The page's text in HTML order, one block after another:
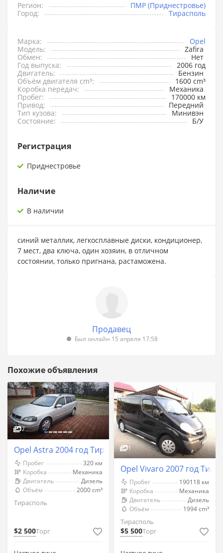
Регион:
ПМР (Приднестровье)
Город:
Тирасполь
Марка:
Opel
Модель:
Zafira
Обмен:
Нет
Год выпуска:
2006 год
Двигатель:
Бензин
Объём двигателя cm³:
1600 cm³
Коробка передач:
Механика
Пробег:
170000 км
Привод:
Передний
Тип кузова:
Минивэн
Состояние:
Б/У
Регистрация
Приднестровье
Наличие
В наличии
синий металлик, легкосплавные диски, кондиционер,
7 мест, два ключа, один хозяин, в отличном
состоянии, только пригнана, растаможена.
Продавец
Был онлайн 15 апреля 17:58
Похожие объявления
7
Opel Astra 2004 год Тирасполь
Пробег
320 км
Коробка
Механика
Двигатель
Дизель
Объём
2000 cm³
Тирасполь
$2 500Торг
1
Opel Vivaro 2007 год
Пробег
190118 км
Коробка
Механика
Двигатель
Дизель
Объём
1994 cm³
Тирасполь
$5 500Торг